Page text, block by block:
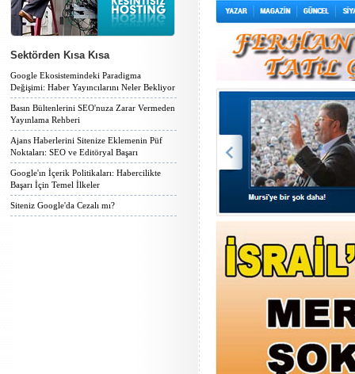
Sektörden Kısa Kısa
Google Ekosistemindeki Paradigma
Değişimi: Haber Yayıncılarını Neler Bekliyor
Basın Bültenlerini SEO'nuza Zarar Vermeden
Yayınlama Rehberi
Ajans Haberlerini Sitenize Eklemenin Püf
Noktaları: SEO ve Editöryal Başarı
Google'ın İçerik Politikaları: Habercilikte
Başarı İçin Temel İlkeler
Siteniz Google'da Cezalı mı?